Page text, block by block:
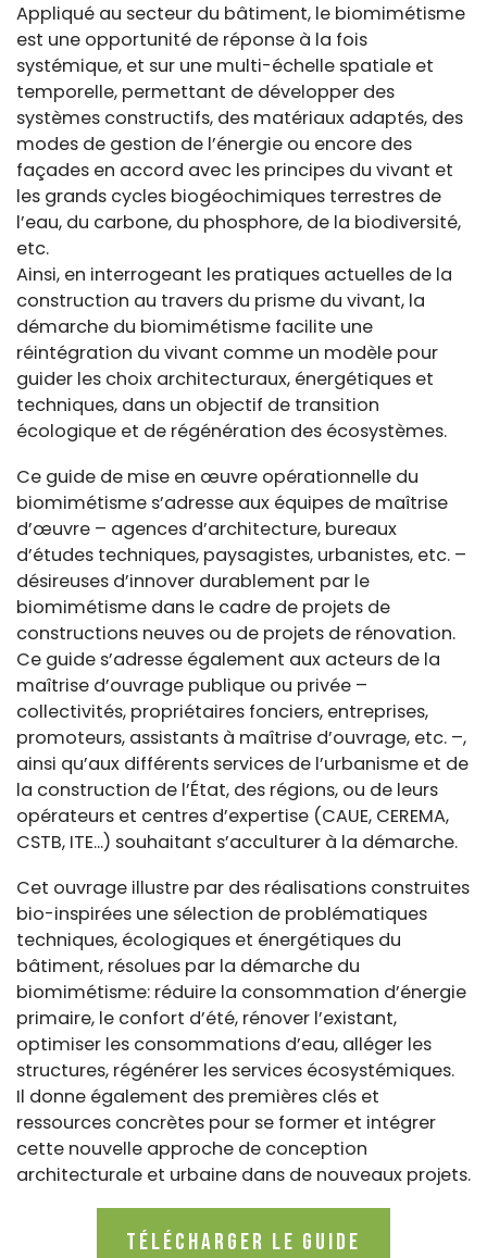
Appliqué au secteur du bâtiment, le biomimétisme
est une opportunité de réponse à la fois
systémique, et sur une multi-échelle spatiale et
temporelle, permettant de développer des
systèmes constructifs, des matériaux adaptés, des
modes de gestion de l’énergie ou encore des
façades en accord avec les principes du vivant et
les grands cycles biogéochimiques terrestres de
l’eau, du carbone, du phosphore, de la biodiversité,
etc.
Ainsi, en interrogeant les pratiques actuelles de la
construction au travers du prisme du vivant, la
démarche du biomimétisme facilite une
réintégration du vivant comme un modèle pour
guider les choix architecturaux, énergétiques et
techniques, dans un objectif de transition
écologique et de régénération des écosystèmes.
Ce guide de mise en œuvre opérationnelle du
biomimétisme s’adresse aux équipes de maîtrise
d’œuvre – agences d’architecture, bureaux
d’études techniques, paysagistes, urbanistes, etc. –
désireuses d’innover durablement par le
biomimétisme dans le cadre de projets de
constructions neuves ou de projets de rénovation.
Ce guide s’adresse également aux acteurs de la
maîtrise d’ouvrage publique ou privée –
collectivités, propriétaires fonciers, entreprises,
promoteurs, assistants à maîtrise d’ouvrage, etc. –,
ainsi qu’aux différents services de l’urbanisme et de
la construction de l’État, des régions, ou de leurs
opérateurs et centres d’expertise (CAUE, CEREMA,
CSTB, ITE...) souhaitant s’acculturer à la démarche.
Cet ouvrage illustre par des réalisations construites
bio-inspirées une sélection de problématiques
techniques, écologiques et énergétiques du
bâtiment, résolues par la démarche du
biomimétisme: réduire la consommation d’énergie
primaire, le confort d’été, rénover l’existant,
optimiser les consommations d’eau, alléger les
structures, régénérer les services écosystémiques.
Il donne également des premières clés et
ressources concrètes pour se former et intégrer
cette nouvelle approche de conception
architecturale et urbaine dans de nouveaux projets.
Télécharger le guide